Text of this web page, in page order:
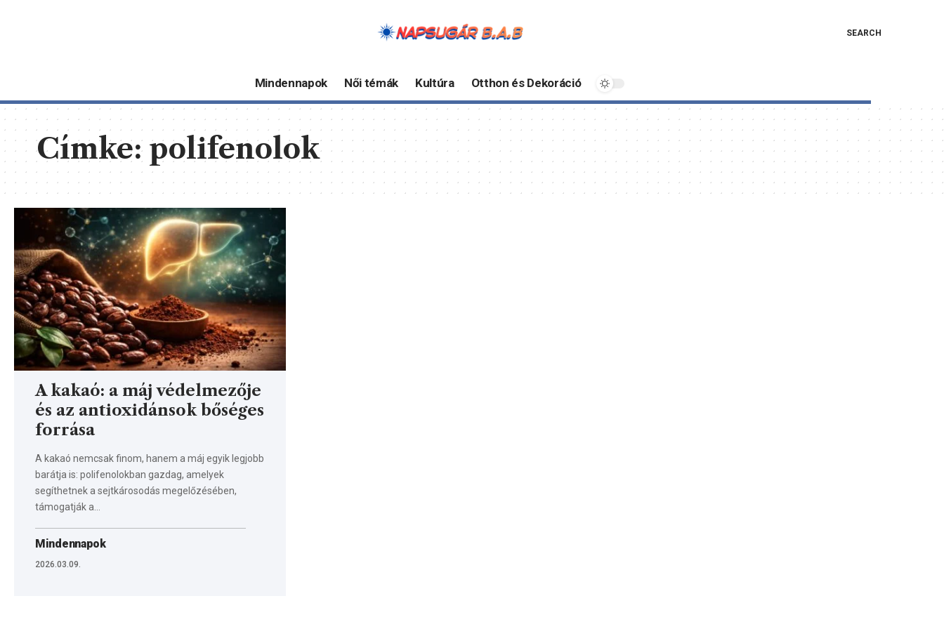
SEARCH
Mindennapok Női témák Kultúra Otthon és Dekoráció
Címke: polifenolok
A kakaó: a máj védelmezője
és az antioxidánsok bőséges
forrása
A kakaó nemcsak finom, hanem a máj egyik legjobb
barátja is: polifenolokban gazdag, amelyek
segíthetnek a sejtkárosodás megelőzésében,
támogatják a…
Mindennapok
2026.03.09.